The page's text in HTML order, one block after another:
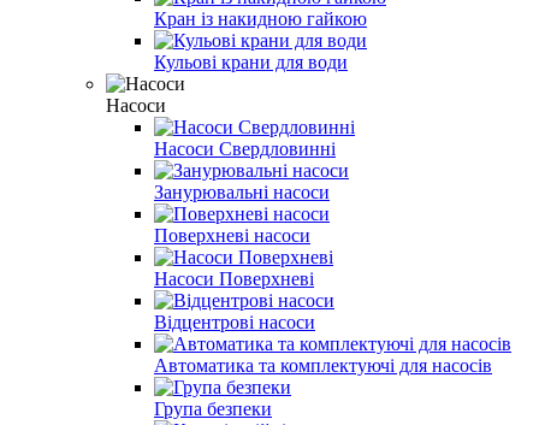
Кран із накидною гайкою
Кульові крани для води
Насоси
Насоси Свердловинні
Занурювальні насоси
Поверхневі насоси
Насоси Поверхневі
Відцентрові насоси
Автоматика та комплектуючі для насосів
Група безпеки